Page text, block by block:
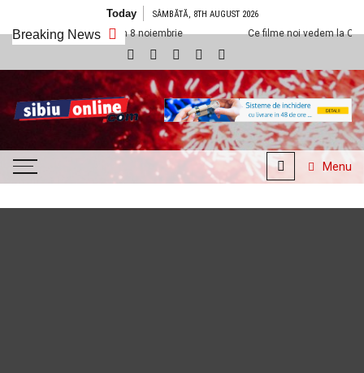
Today SÂMBĂTĂ, 8TH AUGUST 2026
Breaking News
Sibiu din 8 noiembrie Ce filme noi vedem la Cineplexx Sibiu
SibiuOnline.com
… locatii si evenimente din
Sibiu!!!
Menu